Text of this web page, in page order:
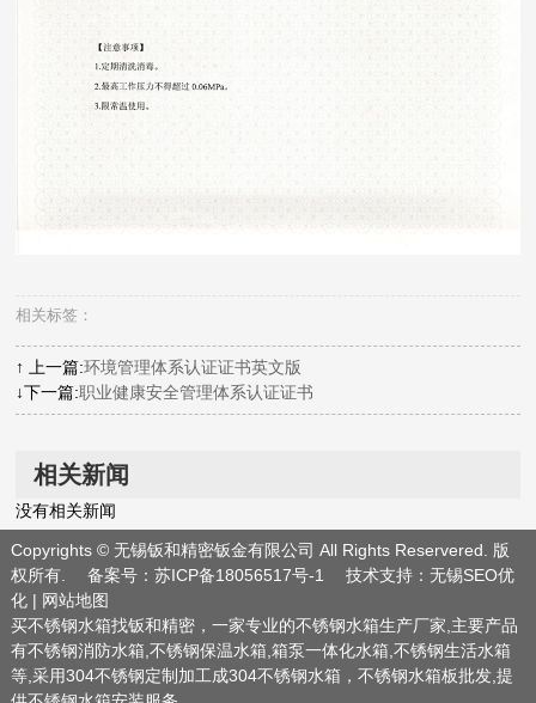
相关标签：
↑ 上一篇:环境管理体系认证证书英文版
↓下一篇:职业健康安全管理体系认证证书
相关新闻
没有相关新闻
Copyrights © 无锡钣和精密钣金有限公司 All Rights Reservered. 版
权所有. 备案号： 苏ICP备18056517号-1 技术支持： 无锡SEO优
化| 网站地图
买不锈钢水箱找钣和精密，一家专业的不锈钢水箱生产厂家,主要产品
有不锈钢消防水箱,不锈钢保温水箱,箱泵一体化水箱,不锈钢生活水箱
等,采用304不锈钢定制加工成304不锈钢水箱，不锈钢水箱板批发,提